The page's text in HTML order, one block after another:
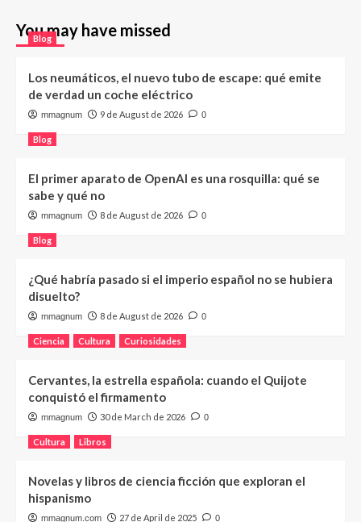
You may have missed
Blog
Los neumáticos, el nuevo tubo de escape: qué emite
de verdad un coche eléctrico
mmagnum 9 de August de 2026 0
Blog
El primer aparato de OpenAI es una rosquilla: qué se
sabe y qué no
mmagnum 8 de August de 2026 0
Blog
¿Qué habría pasado si el imperio español no se hubiera
disuelto?
mmagnum 8 de August de 2026 0
Ciencia Cultura Curiosidades
Cervantes, la estrella española: cuando el Quijote
conquistó el firmamento
mmagnum 30 de March de 2026 0
Cultura Libros
Novelas y libros de ciencia ficción que exploran el
hispanismo
mmagnum.com 27 de April de 2025 0